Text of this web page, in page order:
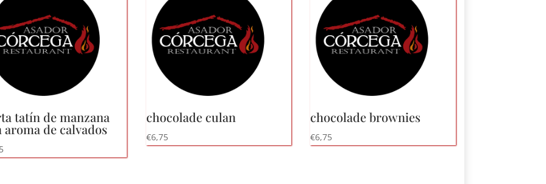
tatín de manzana
aroma de calvados
chocolade culan
€6,75
chocolade brownies
€6,75